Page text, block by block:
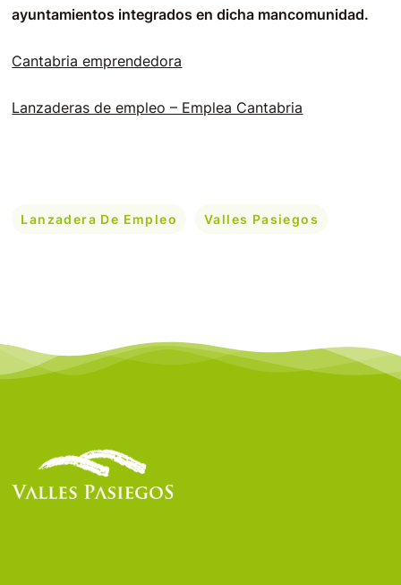
ayuntamientos integrados en dicha mancomunidad.
Cantabria emprendedora
Lanzaderas de empleo – Emplea Cantabria
Lanzadera De Empleo Valles Pasiegos